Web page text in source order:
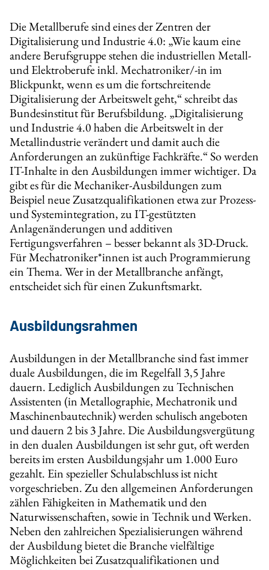
Die Metallberufe sind eines der Zentren der
Digitalisierung und Industrie 4.0: „Wie kaum eine
andere Berufsgruppe stehen die industriellen Metall-
und Elektroberufe inkl. Mechatroniker/-in im
Blickpunkt, wenn es um die fortschreitende
Digitalisierung der Arbeitswelt geht,“ schreibt das
Bundesinstitut für Berufsbildung. „Digitalisierung
und Industrie 4.0 haben die Arbeitswelt in der
Metallindustrie verändert und damit auch die
Anforderungen an zukünftige Fachkräfte.“ So werden
IT-Inhalte in den Ausbildungen immer wichtiger. Da
gibt es für die Mechaniker-Ausbildungen zum
Beispiel neue Zusatzqualifikationen etwa zur Prozess-
und Systemintegration, zu IT-gestützten
Anlagenänderungen und additiven
Fertigungsverfahren – besser bekannt als 3D-Druck.
Für Mechatroniker*innen ist auch Programmierung
ein Thema. Wer in der Metallbranche anfängt,
entscheidet sich für einen Zukunftsmarkt.
Ausbildungsrahmen
Ausbildungen in der Metallbranche sind fast immer
duale Ausbildungen, die im Regelfall 3,5 Jahre
dauern. Lediglich Ausbildungen zu Technischen
Assistenten (in Metallographie, Mechatronik und
Maschinenbautechnik) werden schulisch angeboten
und dauern 2 bis 3 Jahre. Die Ausbildungsvergütung
in den dualen Ausbildungen ist sehr gut, oft werden
bereits im ersten Ausbildungsjahr um 1.000 Euro
gezahlt. Ein spezieller Schulabschluss ist nicht
vorgeschrieben. Zu den allgemeinen Anforderungen
zählen Fähigkeiten in Mathematik und den
Naturwissenschaften, sowie in Technik und Werken.
Neben den zahlreichen Spezialisierungen während
der Ausbildung bietet die Branche vielfältige
Möglichkeiten bei Zusatzqualifikationen und